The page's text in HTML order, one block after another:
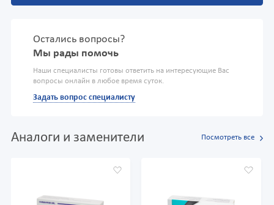
Остались вопросы?
Мы рады помочь
Наши специалисты готовы ответить на интересующие Вас
вопросы онлайн в любое время суток.
Задать вопрос специалисту
Аналоги и заменители Посмотреть все